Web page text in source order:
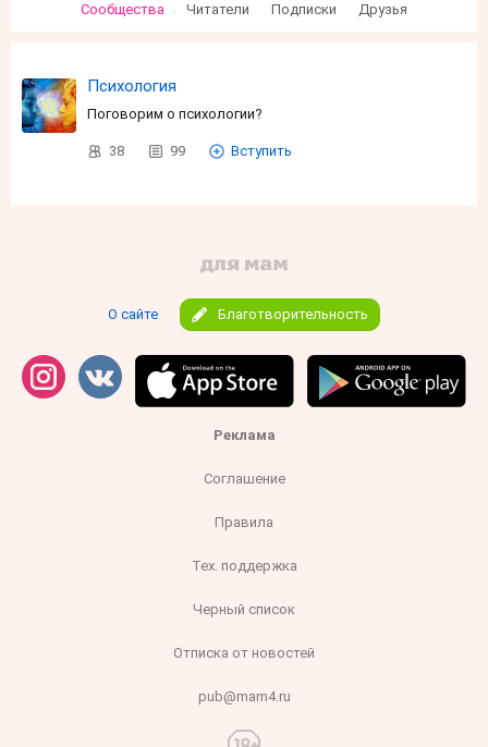
Сообщества Читатели Подписки Друзья
Психология
Поговорим о психологии?
38 99 Вступить
О сайте Благотворительность
Реклама
Соглашение
Правила
Тех. поддержка
Черный список
Отписка от новостей
pub@mam4.ru